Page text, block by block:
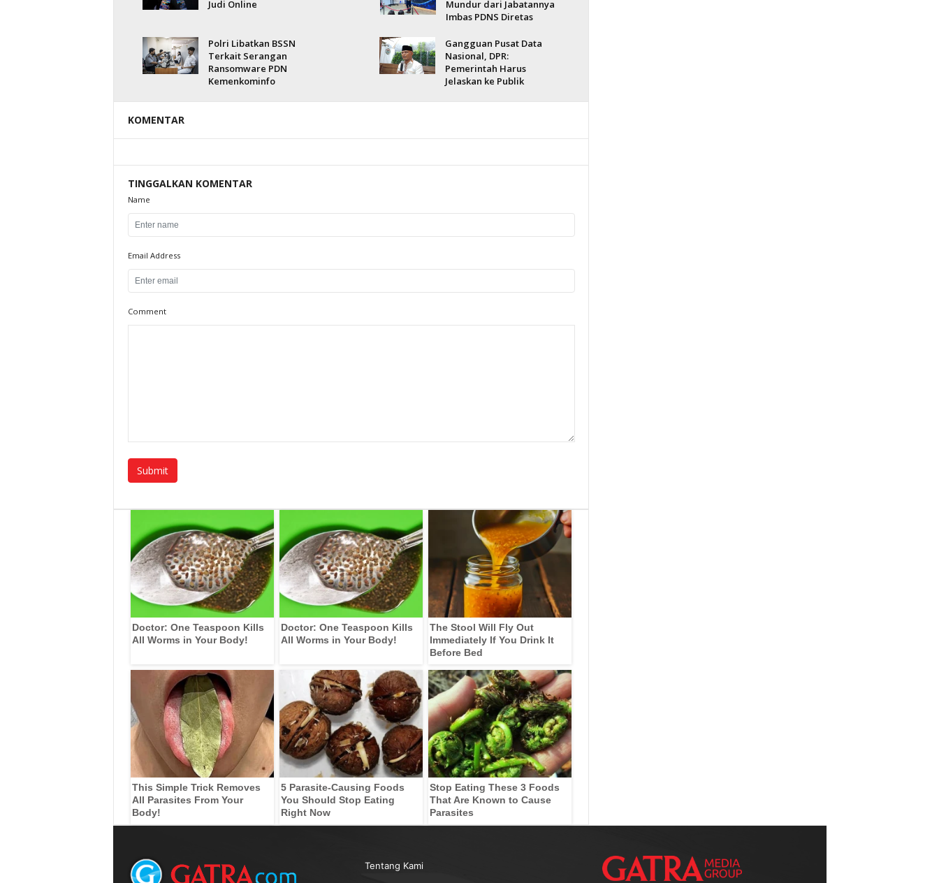
Judi Online
Mundur dari Jabatannya
Imbas PDNS Diretas
Polri Libatkan BSSN
Terkait Serangan
Ransomware PDN
Kemenkominfo
Gangguan Pusat Data
Nasional, DPR:
Pemerintah Harus
Jelaskan ke Publik
KOMENTAR
TINGGALKAN KOMENTAR
Name
Email Address
Comment
Doctor: One Teaspoon Kills
All Worms in Your Body!
Doctor: One Teaspoon Kills
All Worms in Your Body!
The Stool Will Fly Out
Immediately If You Drink It
Before Bed
This Simple Trick Removes
All Parasites From Your
Body!
5 Parasite-Causing Foods
You Should Stop Eating
Right Now
Stop Eating These 3 Foods
That Are Known to Cause
Parasites
Tentang Kami